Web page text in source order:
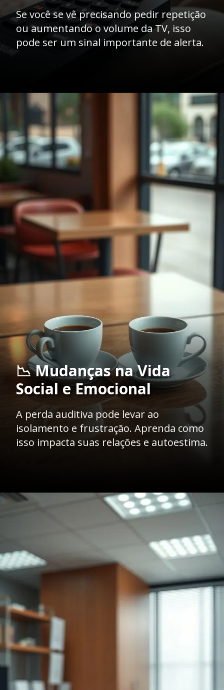
Se você se vê precisando pedir repetição
ou aumentando o volume da TV, isso
pode ser um sinal importante de alerta.
Opening https://clinicaaudiovitta.com.br/sinais-perda-auditiva-como-identificar-os-primeiros-sintomas-e-agir-rapido/
📉 Mudanças na Vida
Social e Emocional
A perda auditiva pode levar ao
isolamento e frustração. Aprenda como
isso impacta suas relações e autoestima.